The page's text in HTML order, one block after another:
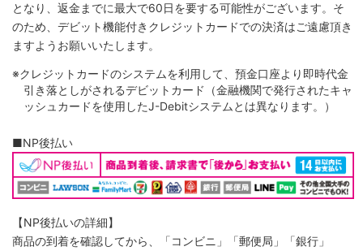
となり、返金までに最大で60日を要する可能性がございます。そ
のため、デビット機能付きクレジットカードでの決済はご遠慮頂き
ますようお願いいたします。
※クレジットカードのシステムを利用して、預金口座より即時代金
引き落としがされるデビットカード（金融機関で発行されたキャ
ッシュカードを使用したJ-Debitシステムとは異なります。）
■NP後払い
【NP後払いの詳細】
商品の到着を確認してから、「コンビニ」「郵便局」「銀行」